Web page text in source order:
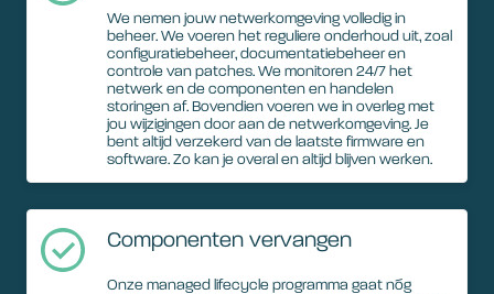
We nemen jouw netwerkomgeving volledig in
beheer. We voeren het reguliere onderhoud uit, zoal
configuratiebeheer, documentatiebeheer en
controle van patches. We monitoren 24/7 het
netwerk en de componenten en handelen
storingen af. Bovendien voeren we in overleg met
jou wijzigingen door aan de netwerkomgeving. Je
bent altijd verzekerd van de laatste firmware en
software. Zo kan je overal en altijd blijven werken.
Componenten vervangen
Onze managed lifecycle programma gaat nóg